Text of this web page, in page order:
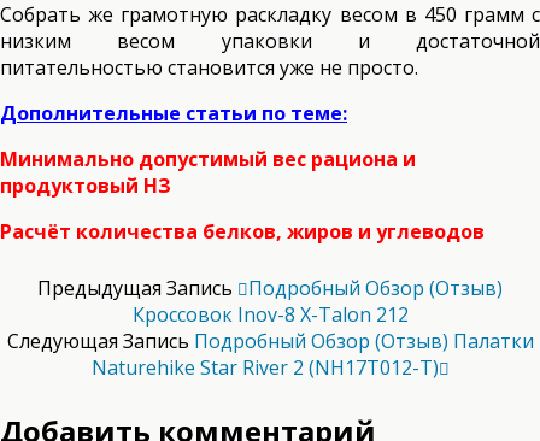
Собрать же грамотную раскладку весом в 450 грамм с
низким весом упаковки и достаточной
питательностью становится уже не просто.
Дополнительные статьи по теме:
Минимально допустимый вес рациона и
продуктовый НЗ
Расчёт количества белков, жиров и углеводов
Предыдущая Запись
Подробный Обзор (отзыв)
Кроссовок Inov-8 X-Talon 212
Следующая Запись Подробный Обзор (отзыв) Палатки
Naturehike Star River 2 (NH17T012-T)
Добавить комментарий